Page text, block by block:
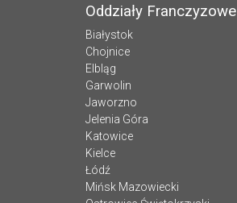
Oddziały Franczyzowe
Białystok
Chojnice
Elbląg
Garwolin
Jaworzno
Jelenia Góra
Katowice
Kielce
Łódź
Mińsk Mazowiecki